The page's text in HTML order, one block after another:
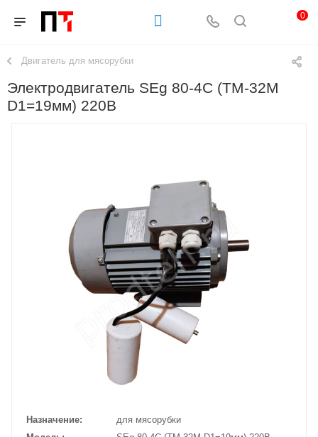
0
Двигатель для мясорубки
Электродвигатель SEg 80-4С (ТМ-32М
D1=19мм) 220В
Назначение
для мясорубки